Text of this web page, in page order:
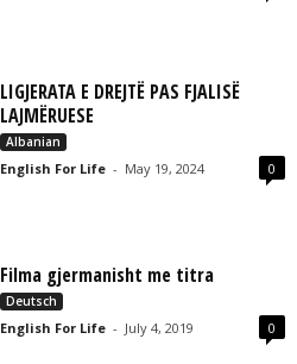
LIGJERATA E DREJTË PAS FJALISË
LAJMËRUESE
Albanian
English For Life - May 19, 2024 0
Filma gjermanisht me titra
Deutsch
English For Life - July 4, 2019 0